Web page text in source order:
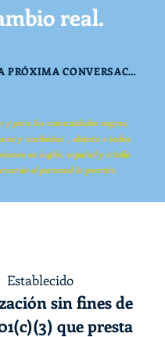
real.
ÚNETE A LA PRÓXIMA CONVERSACIÓN
y para las comunidades negras,
y caribeñas , abierto a todos.
en inglés, español y criollo
el personal lo permite.
Establecido
sin fines de
que presta